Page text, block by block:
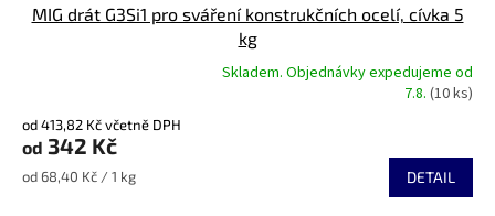
MIG drát G3Si1 pro sváření konstrukčních ocelí, cívka 5
kg
produktu
je
5,0
Skladem. Objednávky expedujeme od
7.8.(10 ks)
od 413,82 Kč včetně DPH
od 342 Kč
Měrná
od 68,40 Kč / 1 kg DETAIL